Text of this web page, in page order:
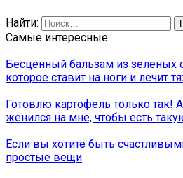
Найти:
Самые интересные:
Бесценный бальзам из зеленых
которое ставит на ноги и лечит
Готовлю картофель только так!
женился на мне, чтобы есть
Если вы хотите быть
простые вещи